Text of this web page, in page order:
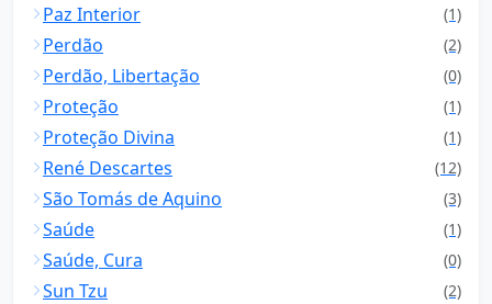
Paz Interior (1)
Perdão (2)
Perdão, Libertação (0)
Proteção (1)
Proteção Divina (1)
René Descartes (12)
São Tomás de Aquino (3)
Saúde (1)
Saúde, Cura (0)
Sun Tzu (2)